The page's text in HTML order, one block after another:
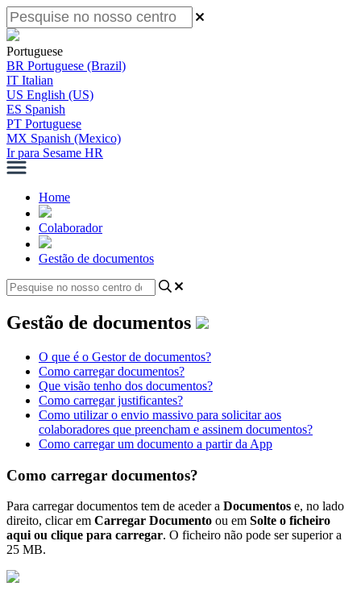
Portuguese
BR Portuguese (Brazil)
IT Italian
US English (US)
ES Spanish
PT Portuguese
MX Spanish (Mexico)
Ir para Sesame HR
Home
Colaborador
Gestão de documentos
Gestão de documentos
O que é o Gestor de documentos?
Como carregar documentos?
Que visão tenho dos documentos?
Como carregar justificantes?
Como utilizar o envio massivo para solicitar aos
colaboradores que preencham e assinem documentos?
Como carregar um documento a partir da App
Como carregar documentos?
Para carregar documentos tem de aceder a Documentos e, no lado
direito, clicar em Carregar Documento ou em Solte o ficheiro
aqui ou clique para carregar. O ficheiro não pode ser superior a
25 MB.